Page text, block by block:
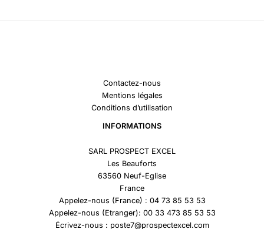
Contactez-nous
Mentions légales
Conditions d’utilisation
INFORMATIONS
SARL PROSPECT EXCEL
Les Beauforts
63560 Neuf-Eglise
France
Appelez-nous (France) : 04 73 85 53 53
Appelez-nous (Etranger): 00 33 473 85 53 53
Écrivez-nous : poste7@prospectexcel.com